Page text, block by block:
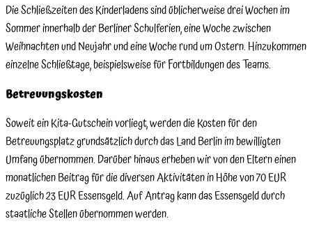
Die Schließzeiten des Kinderladens sind üblicherweise drei Wochen im
Sommer innerhalb der Berliner Schulferien, eine Woche zwischen
Weihnachten und Neujahr und eine Woche rund um Ostern. Hinzukommen
einzelne Schließtage, beispielsweise für Fortbildungen des Teams.
Betreuungskosten
Soweit ein Kita-Gutschein vorliegt, werden die Kosten für den
Betreuungsplatz grundsätzlich durch das Land Berlin im bewilligten
Umfang übernommen. Darüber hinaus erheben wir von den Eltern einen
monatlichen Beitrag für die diversen Aktivitäten in Höhe von 70 EUR
zuzüglich 23 EUR Essensgeld. Auf Antrag kann das Essensgeld durch
staatliche Stellen übernommen werden.